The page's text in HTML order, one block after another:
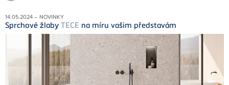
14.05.2024 – NOVINKY
Sprchové žlaby TECE na míru vašim představám